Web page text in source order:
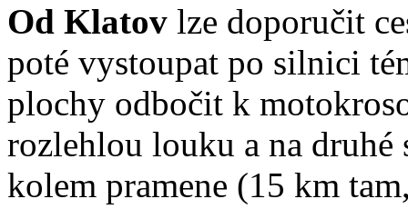
Od Klatov lze doporučit
poté vystoupat po silnici
plochy odbočit k
rozlehlou louku a na
kolem pramene (15 km